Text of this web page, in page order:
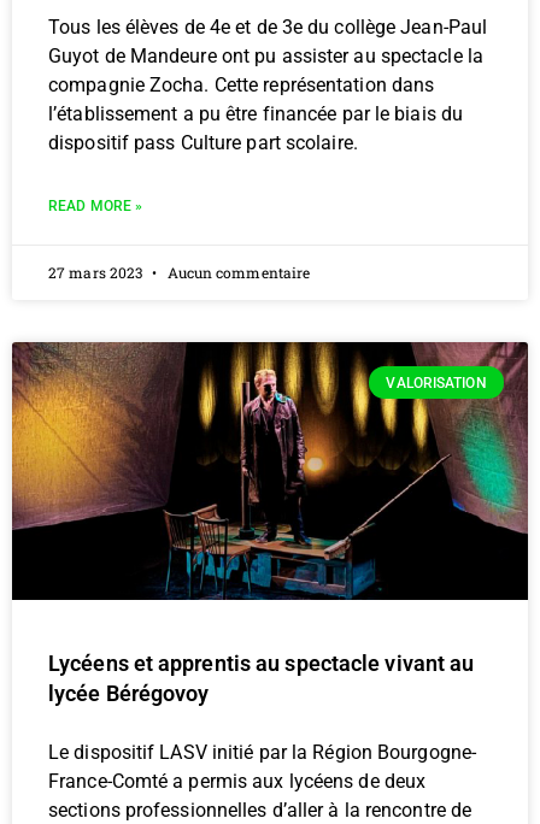
Tous les élèves de 4e et de 3e du collège Jean-Paul
Guyot de Mandeure ont pu assister au spectacle la
compagnie Zocha. Cette représentation dans
l’établissement a pu être financée par le biais du
dispositif pass Culture part scolaire.
READ MORE »
27 mars 2023 Aucun commentaire
VALORISATION
Lycéens et apprentis au spectacle vivant au
lycée Bérégovoy
Le dispositif LASV initié par la Région Bourgogne-
France-Comté a permis aux lycéens de deux
sections professionnelles d’aller à la rencontre de